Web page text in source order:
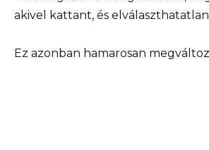
akivel kattant, és
Ez azonban hamarosan